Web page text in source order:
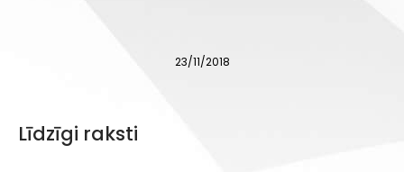
23/11/2018
Līdzīgi raksti